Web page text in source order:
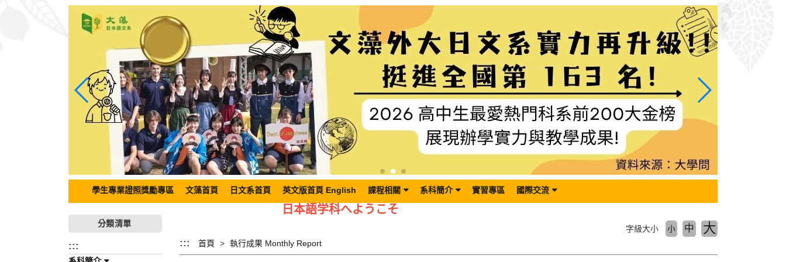
學生專業證照獎勵專區 文藻首頁 日文系首頁 英文版首頁 English 課程相關 系科簡介 實習專區 國際交流
日本語学科へようこそ
分類清單
::: ::: 首頁 執行成果 Monthly Report
字級大小 小 中 大